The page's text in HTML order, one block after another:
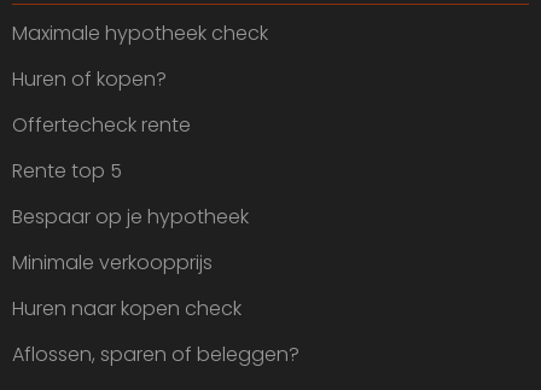
Maximale hypotheek check
Huren of kopen?
Offertecheck rente
Rente top 5
Bespaar op je hypotheek
Minimale verkoopprijs
Huren naar kopen check
Aflossen, sparen of beleggen?